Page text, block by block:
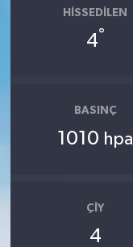
HISSEDILEN
4°
BASINÇ
1010 hpa
ÇIY
4